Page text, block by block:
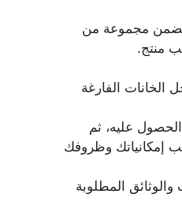
مجموعة من
منتج.
الخانات الفارغة
عليه، ثم
إمكانياتك وظروفك
المطلوبة